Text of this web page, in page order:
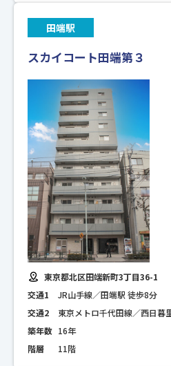
田端駅
スカイコート田端第３
東京都北区田端新町3丁目36-1
交通1
JR山手線／田端駅 徒歩8分
交通2
東京メトロ千代田線／西日暮
築年数 16年
階層
11階